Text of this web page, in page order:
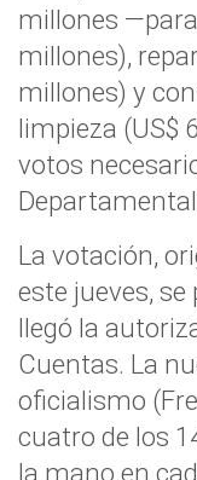
millones
millones),
millones) y
limpieza (US$
votos
La votación,
este jueves,
llegó la
Cuentas. La
oficialismo
cuatro de los
la mano en